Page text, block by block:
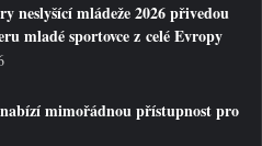
neslyšící mládeže 2026 přivedou
mladé sportovce z celé Evropy
mimořádnou přístupnost pro